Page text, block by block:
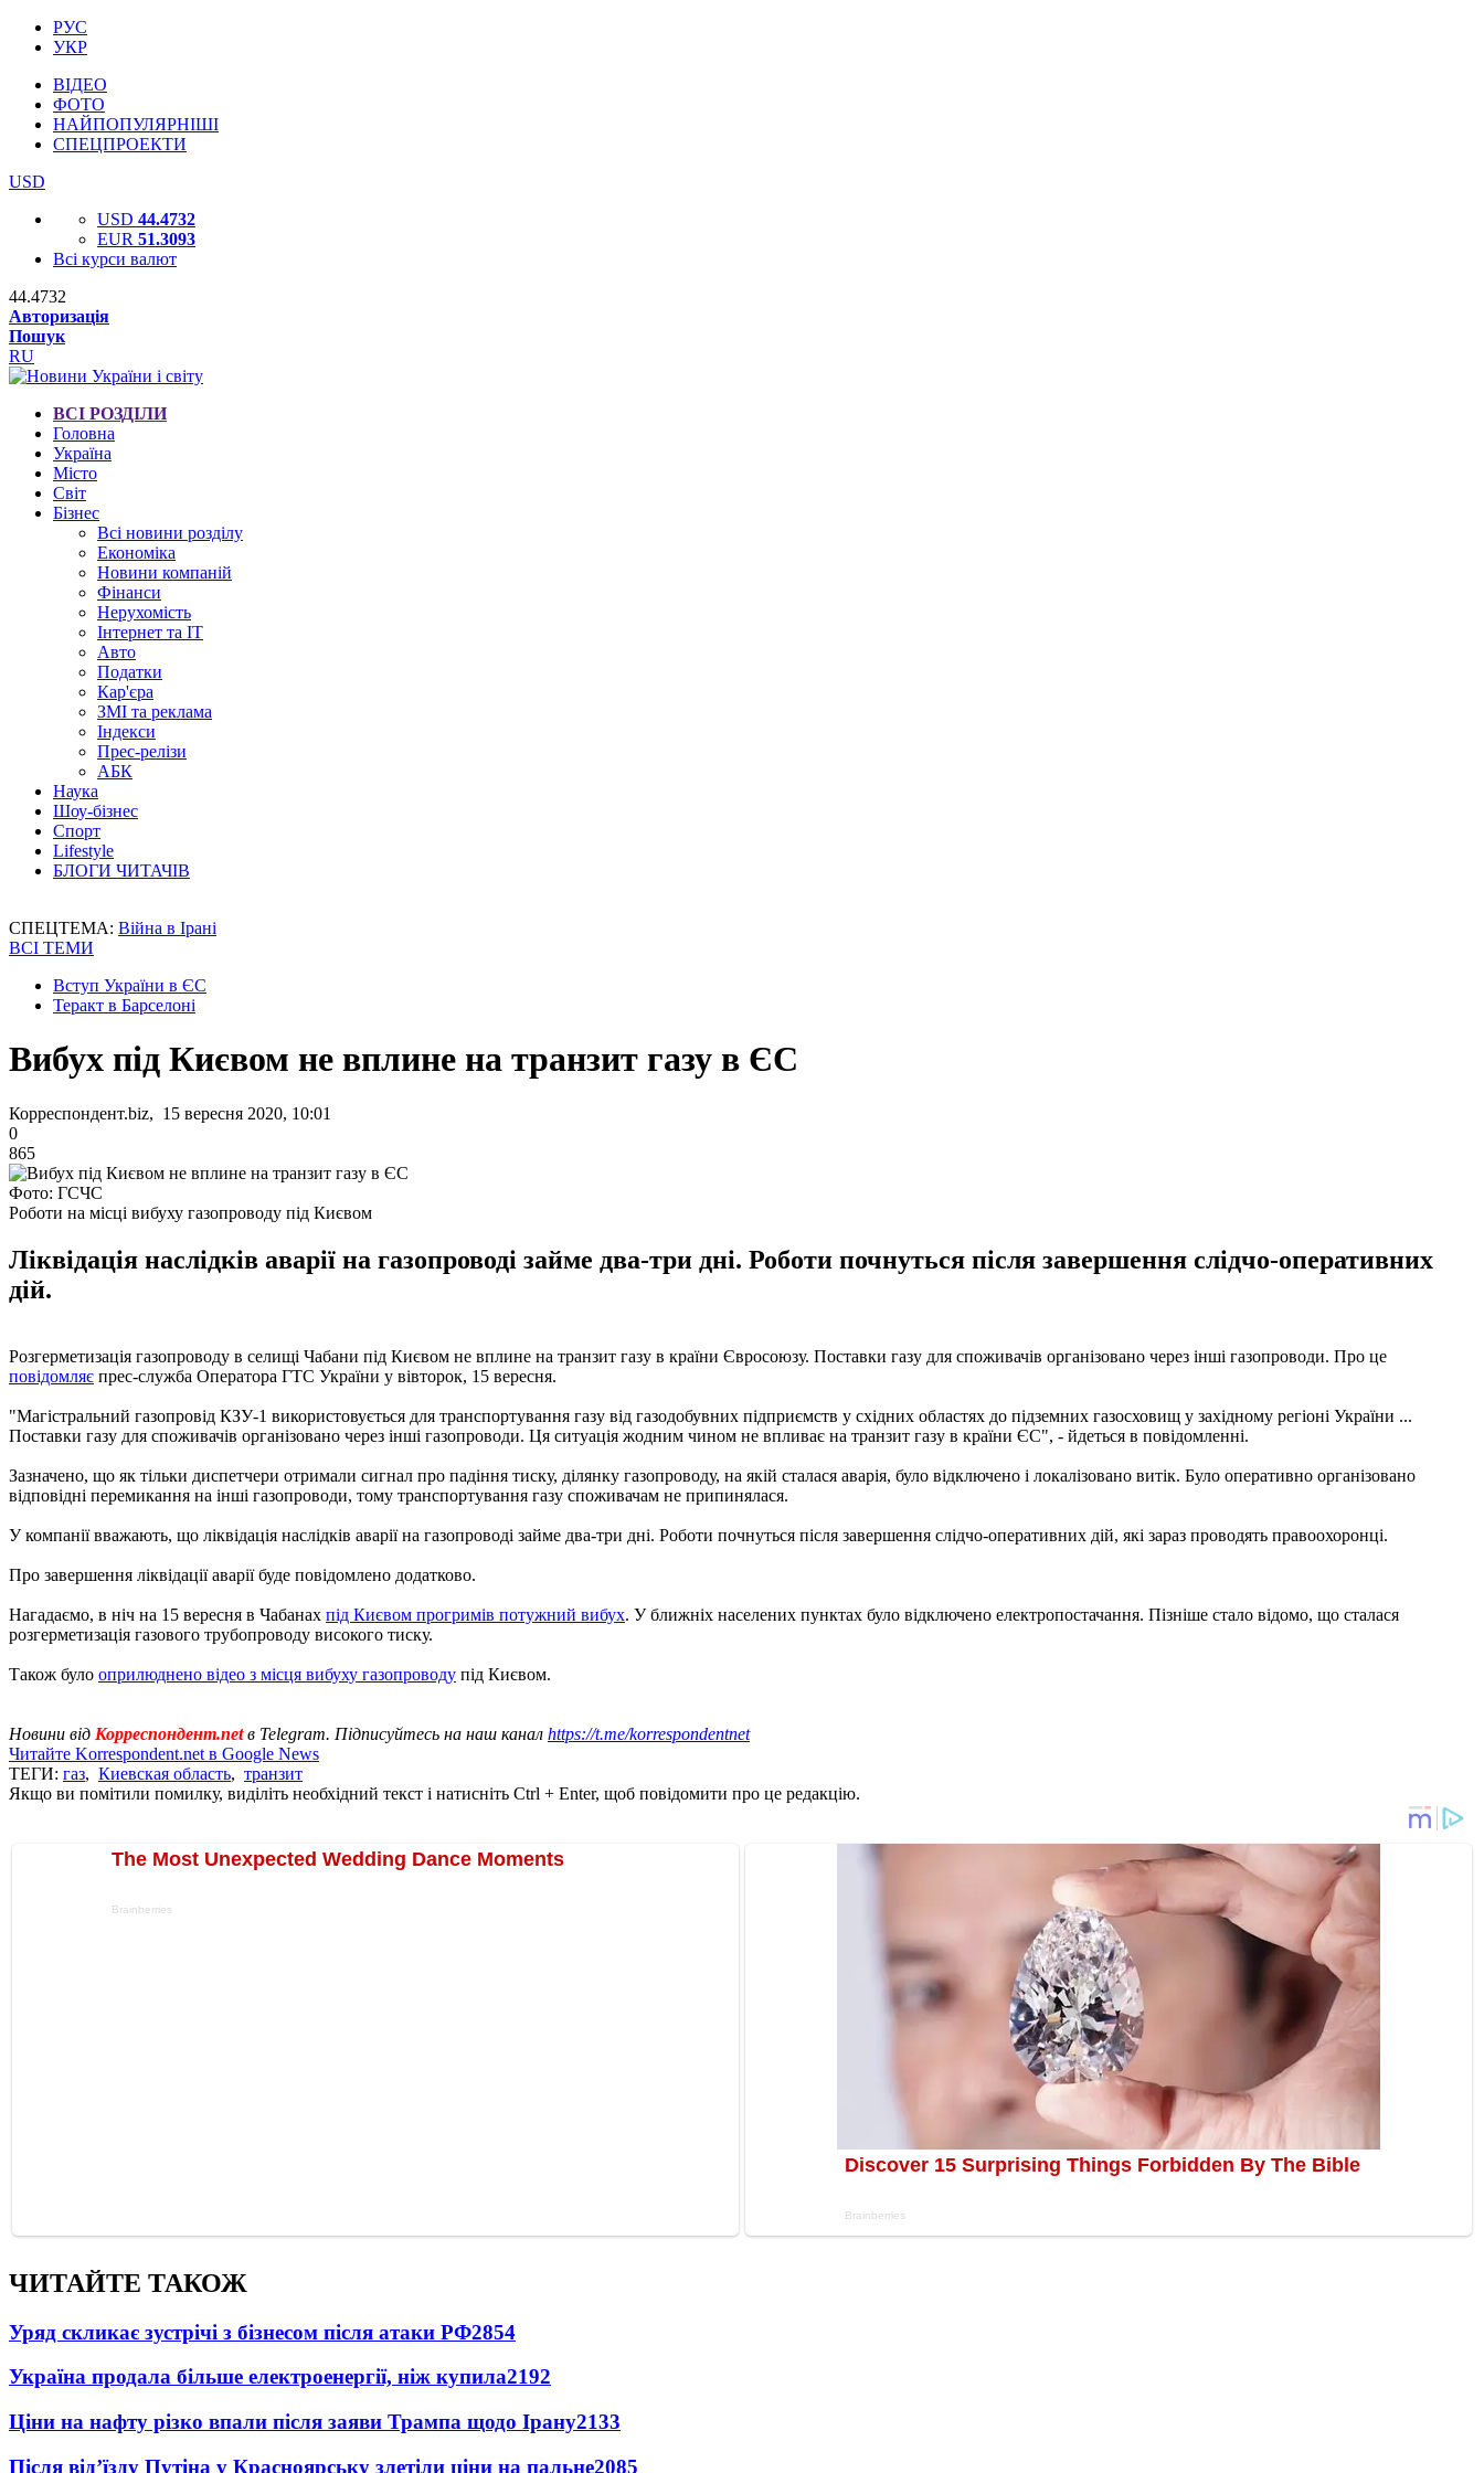
РУС
УКР
ВІДЕО
ФОТО
НАЙПОПУЛЯРНІШІ
СПЕЦПРОЕКТИ
USD
USD 44.4732
EUR 51.3093
Всі курси валют
44.4732
Авторизація
Пошук
RU
ВСІ РОЗДІЛИ
Головна
Україна
Місто
Світ
Бізнес
Всі новини розділу
Економіка
Новини компаній
Фінанси
Нерухомість
Інтернет та IT
Авто
Податки
Кар'єра
ЗМІ та реклама
Індекси
Прес-релізи
АБК
Наука
Шоу-бізнес
Спорт
Lifestyle
БЛОГИ ЧИТАЧІВ
СПЕЦТЕМА: Війна в Ірані
ВСІ ТЕМИ
Вступ України в ЄС
Теракт в Барселоні
Вибух під Києвом не вплине на транзит газу в ЄС
Корреспондент.biz, 15 вересня 2020, 10:01
0
865
Фото: ГСЧС
Роботи на місці вибуху газопроводу під Києвом
Ліквідація наслідків аварії на газопроводі займе два-три дні. Роботи почнуться після завершення слідчо-оперативних
дій.
Розгерметизація газопроводу в селищі Чабани під Києвом не вплине на транзит газу в країни Євросоюзу. Поставки газу для споживачів організовано через інші газопроводи. Про це
повідомляє прес-служба Оператора ГТС України у вівторок, 15 вересня.
"Магістральний газопровід КЗУ-1 використовується для транспортування газу від газодобувних підприємств у східних областях до підземних газосховищ у західному регіоні України ...
Поставки газу для споживачів організовано через інші газопроводи. Ця ситуація жодним чином не впливає на транзит газу в країни ЄС", - йдеться в повідомленні.
Зазначено, що як тільки диспетчери отримали сигнал про падіння тиску, ділянку газопроводу, на якій сталася аварія, було відключено і локалізовано витік. Було оперативно організовано
відповідні перемикання на інші газопроводи, тому транспортування газу споживачам не припинялася.
У компанії вважають, що ліквідація наслідків аварії на газопроводі займе два-три дні. Роботи почнуться після завершення слідчо-оперативних дій, які зараз проводять правоохоронці.
Про завершення ліквідації аварії буде повідомлено додатково.
Нагадаємо, в ніч на 15 вересня в Чабанах під Києвом прогримів потужний вибух. У ближніх населених пунктах було відключено електропостачання. Пізніше стало відомо, що сталася
розгерметизація газового трубопроводу високого тиску.
Також було оприлюднено відео з місця вибуху газопроводу під Києвом.
Новини від Корреспондент.netв Telegram. Підписуйтесь на наш канал https://t.me/korrespondentnet
Читайте Korrespondent.net в Google News
ТЕГИ: газ, Киевская область, транзит
Якщо ви помітили помилку, виділіть необхідний текст і натисніть Ctrl + Enter, щоб повідомити про це редакцію.
ЧИТАЙТЕ ТАКОЖ
Уряд скликає зустрічі з бізнесом після атаки РФ2854
Україна продала більше електроенергії, ніж купила2192
Ціни на нафту різко впали після заяви Трампа щодо Ірану2133
Після від’їзду Путіна у Красноярську злетіли ціни на пальне2085